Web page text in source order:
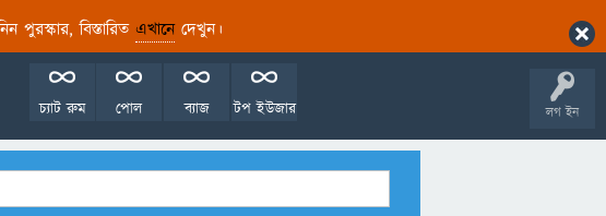
পুরস্কার, বিস্তারিত এখানেদেখুন।
লগ ইন
টপ ইউজার
ব্যাজ
পোল
চ্যাট রুম